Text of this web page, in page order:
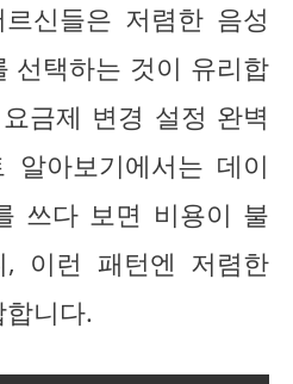
신들은 저렴한 음성
선택하는 것이 유리합
금제 변경 설정 완벽
알아보기에서는 데이
쓰다 보면 비용이 불
, 이런 패턴엔 저렴한
니다.